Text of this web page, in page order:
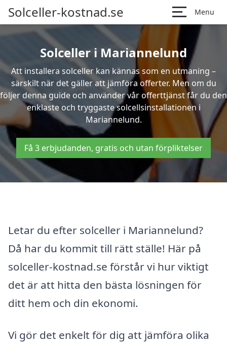
Solceller-kostnad.se Menu
Solceller i Mariannelund
Att installera solceller kan kännas som en utmaning –
särskilt när det gäller att jämföra offerter. Men om du
följer denna guide och använder vår offerttjänst får du den
enklaste och tryggaste solcellsinstallationen i
Mariannelund.
Få 3 erbjudanden, gratis och utan förpliktelser
Letar du efter solceller i Mariannelund?
Då har du kommit till rätt ställe! Här på
solceller-kostnad.se förstår vi hur viktigt
det är att hitta den bästa lösningen för
ditt hem och din ekonomi.
Vi gör det enkelt för dig att jämföra olika